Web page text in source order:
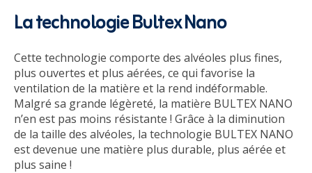
La technologie Bultex Nano
Cette technologie comporte des alvéoles plus fines,
plus ouvertes et plus aérées, ce qui favorise la
ventilation de la matière et la rend indéformable.
Malgré sa grande légèreté, la matière BULTEX NANO
n’en est pas moins résistante ! Grâce à la diminution
de la taille des alvéoles, la technologie BULTEX NANO
est devenue une matière plus durable, plus aérée et
plus saine !